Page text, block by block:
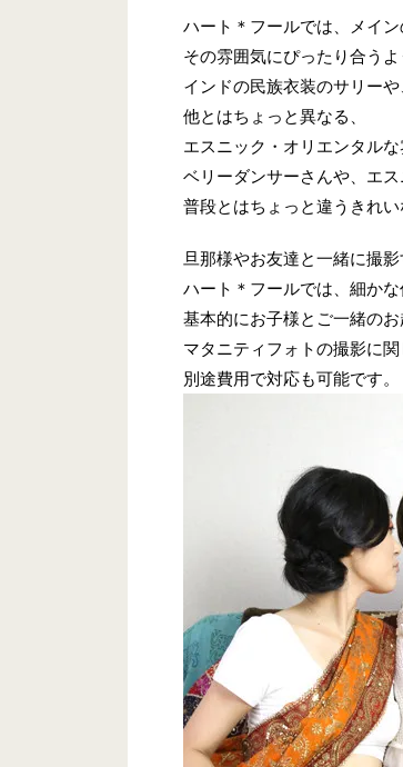
ハート＊フールでは、メイ
その雰囲気にぴったり合うよ
インドの民族衣装のサリー
他とはちょっと異なる、
エスニック・オリエンタル
ベリーダンサーさんや、エス
普段とはちょっと違うきれ
旦那様やお友達と一緒に撮影
ハート＊フールでは、細かな
基本的にお子様とご一緒のお
マタニティフォトの撮影に
別途費用で対応も可能です。